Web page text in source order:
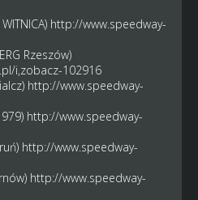
http://www.speedway-
Rzeszów)
i,zobacz-102916
http://www.speedway-
http://www.speedway-
http://www.speedway-
http://www.speedway-